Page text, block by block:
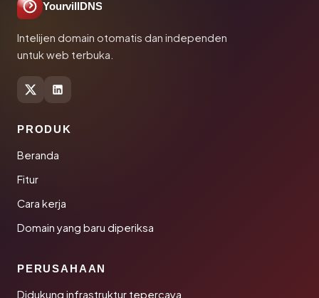
YourvillDNS
Intelijen domain otomatis dan independen
untuk web terbuka.
PRODUK
Beranda
Fitur
Cara kerja
Domain yang baru diperiksa
PERUSAHAAN
Didukung infrastruktur tepercaya